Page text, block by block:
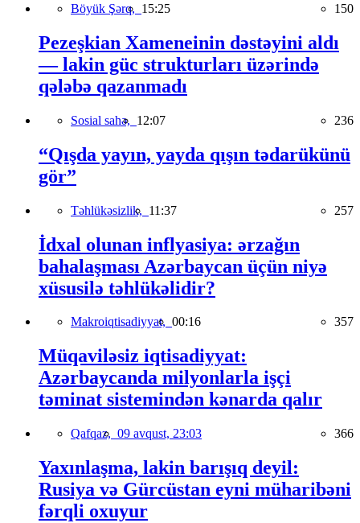
Böyük Şərq, 15:25 150
Pezeşkian Xameneinin dəstəyini aldı
— lakin güc strukturları üzərində
qələbə qazanmadı
Sosial sahə, 12:07 236
“Qışda yayın, yayda qışın tədarükünü
gör”
Təhlükəsizlik, 11:37 257
İdxal olunan inflyasiya: ərzağın
bahalaşması Azərbaycan üçün niyə
xüsusilə təhlükəlidir?
Makroiqtisadiyyat, 00:16 357
Müqaviləsiz iqtisadiyyat:
Azərbaycanda milyonlarla işçi
təminat sistemindən kənarda qalır
Qafqaz, 09 avqust, 23:03 366
Yaxınlaşma, lakin barışıq deyil:
Rusiya və Gürcüstan eyni müharibəni
fərqli oxuyur